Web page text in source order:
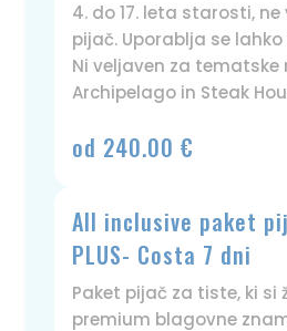
4. do 17. leta starosti,
pijač. Uporablja se
Ni veljaven za
Archipelago in Steak
od 240.00 €
All inclusive paket
PLUS- Costa 7 dni
Paket pijač za tiste, ki si
premium blagovne